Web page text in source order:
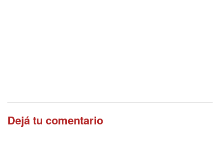
Dejá tu comentario